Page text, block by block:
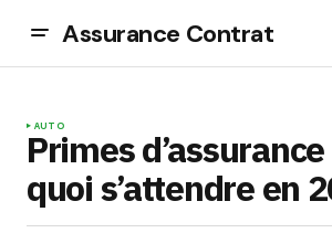
Assurance Contrat
AUTO
Primes
quoi s’attendre en